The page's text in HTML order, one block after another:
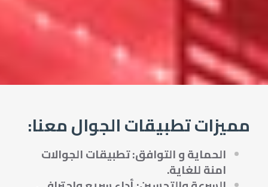
مميزات تطبيقات الجوال معنا:
الحماية و التوافق: تطبيقات الجوالات
امنة للغاية.